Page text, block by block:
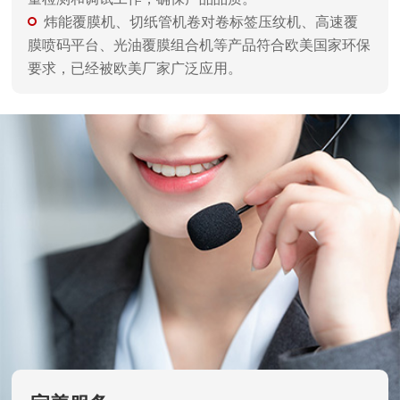
完善服务
售前提供技术咨询，根据客户需求定制方案；
售后提供设备安装调试、培训使用，定期检查，排
除隐患；
为用户完成产品升级，改进和提高企业生产效益和
竞争力提出良好的建议；